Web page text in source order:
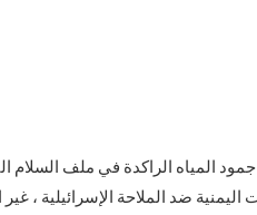
المياه الراكدة في ملف السلام
ضد الملاحة الإسرائيلية ،